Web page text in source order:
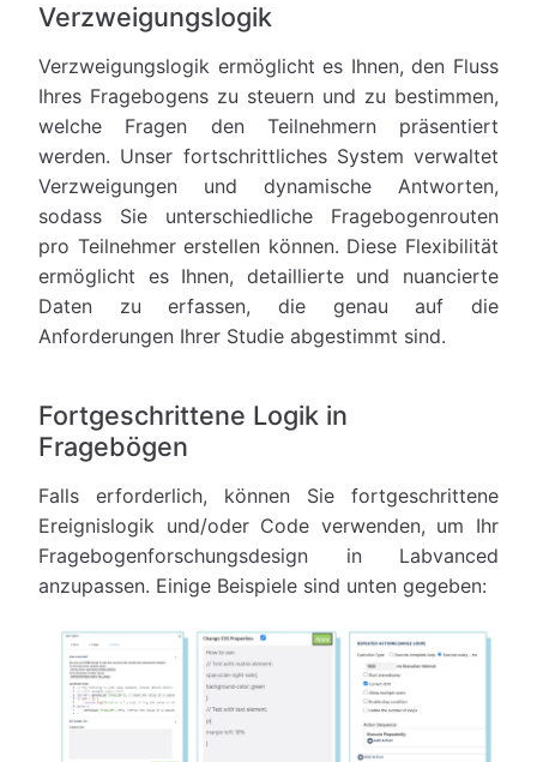
Verzweigungslogik
Verzweigungslogik ermöglicht es Ihnen, den Fluss
Ihres Fragebogens zu steuern und zu bestimmen,
welche Fragen den Teilnehmern präsentiert
werden. Unser fortschrittliches System verwaltet
Verzweigungen und dynamische Antworten,
sodass Sie unterschiedliche Fragebogenrouten
pro Teilnehmer erstellen können. Diese Flexibilität
ermöglicht es Ihnen, detaillierte und nuancierte
Daten zu erfassen, die genau auf die
Anforderungen Ihrer Studie abgestimmt sind.
Fortgeschrittene Logik in
Fragebögen
Falls erforderlich, können Sie fortgeschrittene
Ereignislogik und/oder Code verwenden, um Ihr
Fragebogenforschungsdesign in Labvanced
anzupassen. Einige Beispiele sind unten gegeben: